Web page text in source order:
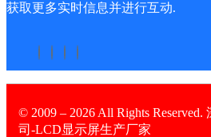
获取更多实时信息并进行互动.
© 2009 – 2026 All Rights
司-LCD显示屏生产厂家